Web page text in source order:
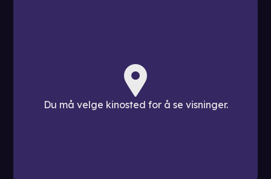
Du må velge kinosted for å se visninger.